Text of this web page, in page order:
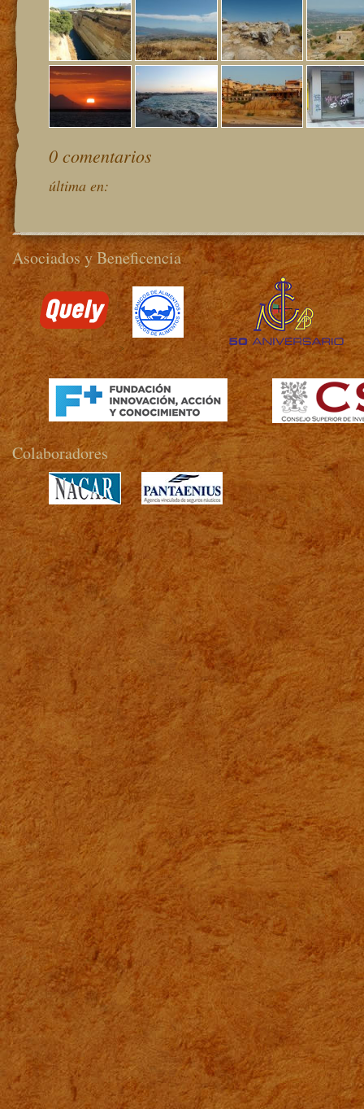
0 comentarios
última en:
Asociados y Beneficencia
>
Colaboradores